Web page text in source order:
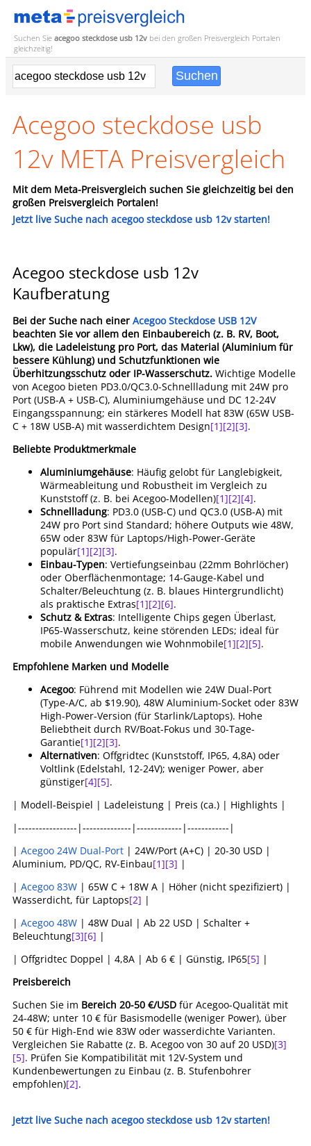
Suchen Sie acegoo steckdose usb 12v bei den großen Preisvergleich Portalen
gleichzeitig!
Acegoo steckdose usb
12v META Preisvergleich
Mit dem Meta-Preisvergleich suchen Sie gleichzeitig bei den
großen Preisvergleich Portalen!
Jetzt live Suche nach acegoo steckdose usb 12v starten!
Acegoo steckdose usb 12v
Kaufberatung
Bei der Suche nach einer Acegoo Steckdose USB 12V
beachten Sie vor allem den Einbaubereich (z. B. RV, Boot,
Lkw), die Ladeleistung pro Port, das Material (Aluminium für
bessere Kühlung) und Schutzfunktionen wie
Überhitzungsschutz oder IP-Wasserschutz. Wichtige Modelle
von Acegoo bieten PD3.0/QC3.0-Schnellladung mit 24W pro
Port (USB-A + USB-C), Aluminiumgehäuse und DC 12-24V
Eingangsspannung; ein stärkeres Modell hat 83W (65W USB-
C + 18W USB-A) mit wasserdichtem Design[1][2][3].
Beliebte Produktmerkmale
Aluminiumgehäuse: Häufig gelobt für Langlebigkeit,
Wärmeableitung und Robustheit im Vergleich zu
Kunststoff (z. B. bei Acegoo-Modellen)[1][2][4].
Schnellladung: PD3.0 (USB-C) und QC3.0 (USB-A) mit
24W pro Port sind Standard; höhere Outputs wie 48W,
65W oder 83W für Laptops/High-Power-Geräte
populär[1][2][3].
Einbau-Typen: Vertiefungseinbau (22mm Bohrlöcher)
oder Oberflächenmontage; 14-Gauge-Kabel und
Schalter/Beleuchtung (z. B. blaues Hintergrundlicht)
als praktische Extras[1][2][6].
Schutz & Extras: Intelligente Chips gegen Überlast,
IP65-Wasserschutz, keine störenden LEDs; ideal für
mobile Anwendungen wie Wohnmobile[1][2][5].
Empfohlene Marken und Modelle
Acegoo: Führend mit Modellen wie 24W Dual-Port
(Type-A/C, ab $19.90), 48W Aluminium-Socket oder 83W
High-Power-Version (für Starlink/Laptops). Hohe
Beliebtheit durch RV/Boat-Fokus und 30-Tage-
Garantie[1][2][3].
Alternativen: Offgridtec (Kunststoff, IP65, 4,8A) oder
Voltlink (Edelstahl, 12-24V); weniger Power, aber
günstiger[4][5].
| Modell-Beispiel | Ladeleistung | Preis (ca.) | Highlights |
|-----------------|--------------|-------------|------------|
| Acegoo 24W Dual-Port | 24W/Port (A+C) | 20-30 USD |
Aluminium, PD/QC, RV-Einbau[1][3] |
| Acegoo 83W | 65W C + 18W A | Höher (nicht spezifiziert) |
Wasserdicht, für Laptops[2] |
| Acegoo 48W | 48W Dual | Ab 22 USD | Schalter +
Beleuchtung[3][6] |
| Offgridtec Doppel | 4,8A | Ab 6 € | Günstig, IP65[5] |
Preisbereich
Suchen Sie im Bereich 20-50 €/USD für Acegoo-Qualität mit
24-48W; unter 10 € für Basismodelle (weniger Power), über
50 € für High-End wie 83W oder wasserdichte Varianten.
Vergleichen Sie Rabatte (z. B. Acegoo von 30 auf 20 USD)[3]
[5]. Prüfen Sie Kompatibilität mit 12V-System und
Kundenbewertungen zu Einbau (z. B. Stufenbohrer
empfohlen)[2].
Jetzt live Suche nach acegoo steckdose usb 12v starten!